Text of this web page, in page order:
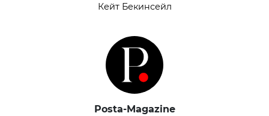
Кейт Бекинсейл
Posta-Magazine